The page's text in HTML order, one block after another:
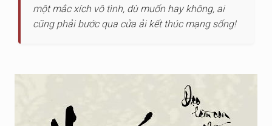
một mắc xích vô tình, dù muốn hay không, ai
cũng phải bước qua cửa ải kết thúc mạng sống!